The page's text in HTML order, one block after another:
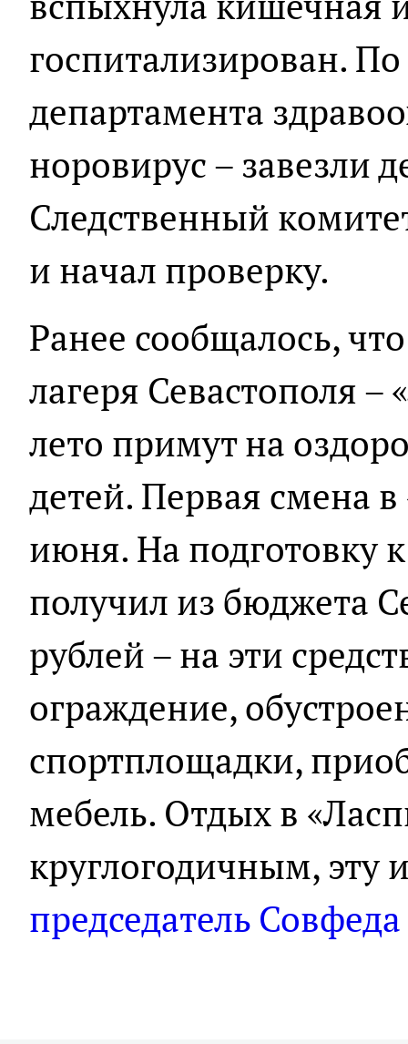
госпитализирован.
департамента
норовирус – завезли
Следственный
и начал проверку.
Ранее сообщалось,
лагеря Севастополя –
лето примут на
детей. Первая смена
июня. На подготовку
получил из бюджета
рублей – на эти
ограждение,
спортплощадки,
мебель. Отдых в
круглогодичным, эту
председатель Совфеда